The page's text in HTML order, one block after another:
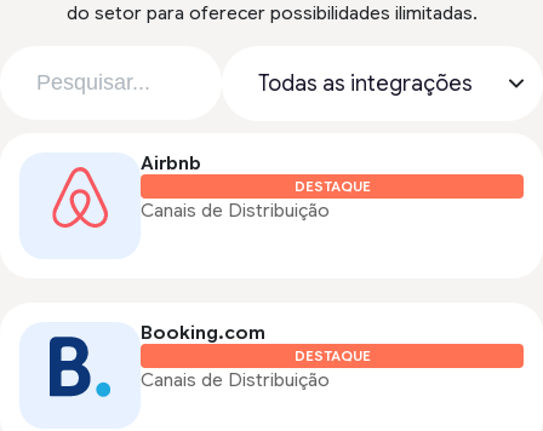
do setor para oferecer possibilidades ilimitadas.
Airbnb
DESTAQUE
Canais de Distribuição
Booking.com
DESTAQUE
Canais de Distribuição